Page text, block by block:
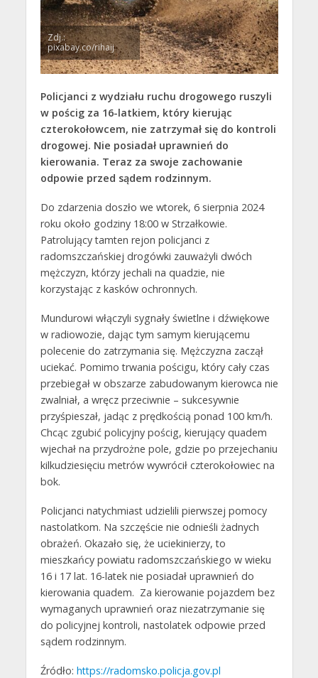
Zdj.:
pixabay.co/rihaij
Policjanci z wydziału ruchu drogowego ruszyli
w pościg za 16-latkiem, który kierując
czterokołowcem, nie zatrzymał się do kontroli
drogowej. Nie posiadał uprawnień do
kierowania. Teraz za swoje zachowanie
odpowie przed sądem rodzinnym.
Do zdarzenia doszło we wtorek, 6 sierpnia 2024
roku około godziny 18:00 w Strzałkowie.
Patrolujący tamten rejon policjanci z
radomszczańskiej drogówki zauważyli dwóch
mężczyzn, którzy jechali na quadzie, nie
korzystając z kasków ochronnych.
Mundurowi włączyli sygnały świetlne i dźwiękowe
w radiowozie, dając tym samym kierującemu
polecenie do zatrzymania się. Mężczyzna zaczął
uciekać. Pomimo trwania pościgu, który cały czas
przebiegał w obszarze zabudowanym kierowca nie
zwalniał, a wręcz przeciwnie – sukcesywnie
przyśpieszał, jadąc z prędkością ponad 100 km/h.
Chcąc zgubić policyjny pościg, kierujący quadem
wjechał na przydrożne pole, gdzie po przejechaniu
kilkudziesięciu metrów wywrócił czterokołowiec na
bok.
Policjanci natychmiast udzielili pierwszej pomocy
nastolatkom. Na szczęście nie odnieśli żadnych
obrażeń. Okazało się, że uciekinierzy, to
mieszkańcy powiatu radomszczańskiego w wieku
16 i 17 lat. 16-latek nie posiadał uprawnień do
kierowania quadem. Za kierowanie pojazdem bez
wymaganych uprawnień oraz niezatrzymanie się
do policyjnej kontroli, nastolatek odpowie przed
sądem rodzinnym.
Źródło: https://radomsko.policja.gov.pl